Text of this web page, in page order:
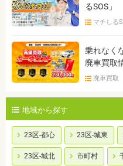
るSOS」
マチしる
乗れなく
廃車買取
廃車買取
地域から探す
23区-都心 23区-城東
23区-城北 市町村